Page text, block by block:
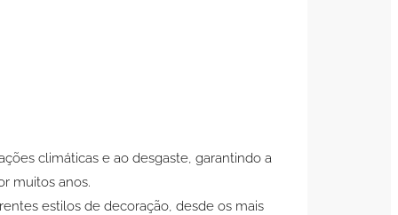
climáticas e ao desgaste, garantindo a
muitos anos.
estilos de decoração, desde os mais